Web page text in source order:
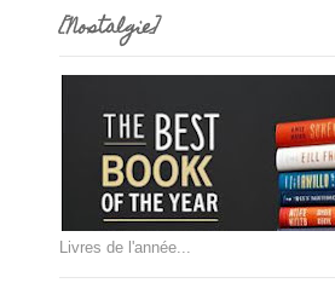
[Nostalgie]
Livres de l'année...